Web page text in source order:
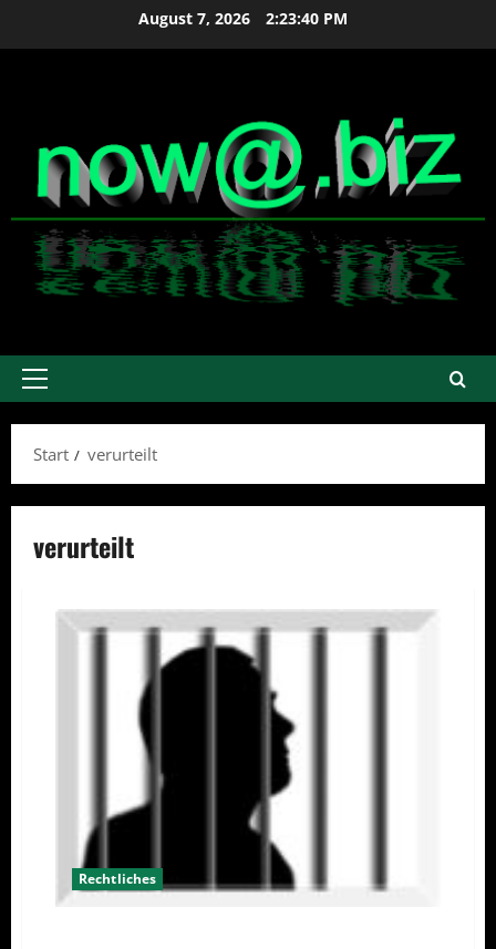
August 7, 2026 2:23:40 PM
Primäres
Start
verurteilt
verurteilt
Rechtliches